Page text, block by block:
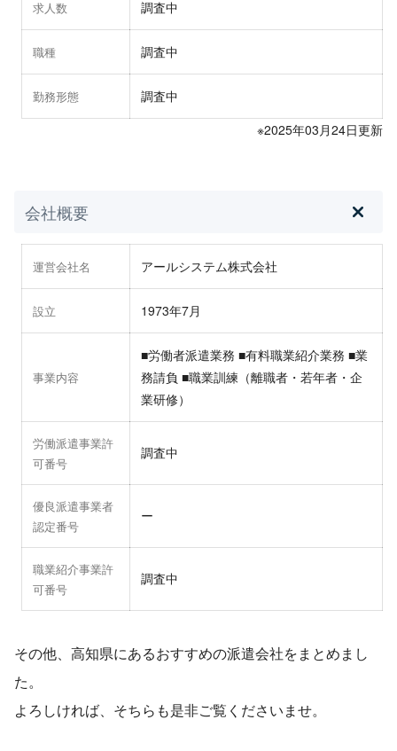
求人数 調査中
職種 調査中
勤務形態
調査中
※2025年03月24日更新
会社概要
運営会社名 アールシステム株式会社
設立 1973年7月
事業内容
■労働者派遣業務 ■有料職業紹介業務 ■業
務請負 ■職業訓練（離職者・若年者・企
業研修）
労働派遣事業許
可番号
調査中
優良派遣事業者
認定番号
ー
職業紹介事業許
可番号
調査中
その他、高知県にあるおすすめの派遣会社をまとめまし
た。
よろしければ、そちらも是非ご覧くださいませ。